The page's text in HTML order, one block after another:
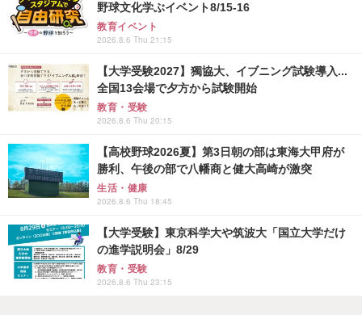
野球文化学ぶイベント8/15-16
教育イベント
2026.8.6 Thu 21:15
【大学受験2027】獨協大、イブニング試験導入...
全国13会場で夕方から試験開始
教育・受験
2026.8.6 Thu 20:15
【高校野球2026夏】第3日朝の部は東海大甲府が
勝利、午後の部で八幡商と健大高崎が激突
生活・健康
2026.8.6 Thu 18:45
【大学受験】東京科学大や筑波大「国立大学だけ
の進学説明会」8/29
教育・受験
2026.8.6 Thu 23:15